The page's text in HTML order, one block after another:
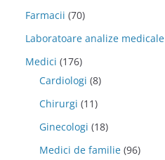
Farmacii (70)
Laboratoare analize medicale
Medici (176)
Cardiologi (8)
Chirurgi (11)
Ginecologi (18)
Medici de familie (96)